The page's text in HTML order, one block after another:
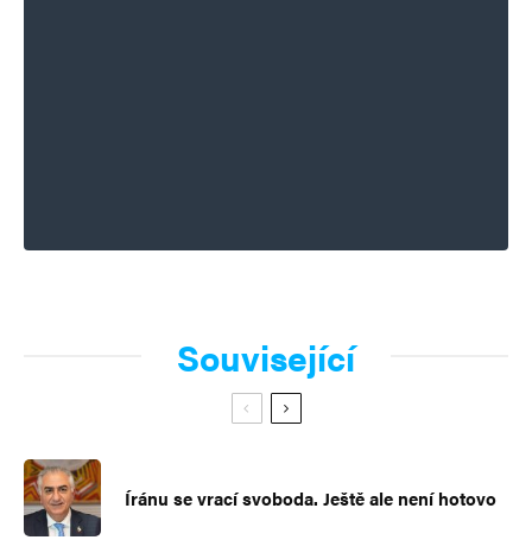
Související
Íránu se vrací svoboda. Ještě ale není hotovo